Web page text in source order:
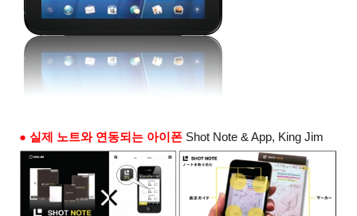
● 실제 노트와 연동되는 아이폰 Shot Note & App, King Jim